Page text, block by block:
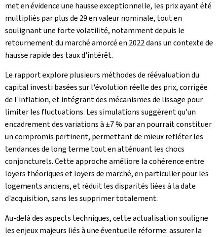
met en évidence une hausse exceptionnelle, les prix ayant été
multipliés par plus de 29 en valeur nominale, tout en
soulignant une forte volatilité, notamment depuis le
retournement du marché amorcé en 2022 dans un contexte de
hausse rapide des taux d'intérêt.
Le rapport explore plusieurs méthodes de réévaluation du
capital investi basées sur l'évolution réelle des prix, corrigée
de l'inflation, et intégrant des mécanismes de lissage pour
limiter les fluctuations. Les simulations suggèrent qu'un
encadrement des variations à ±7 % par an pourrait constituer
un compromis pertinent, permettant de mieux refléter les
tendances de long terme tout en atténuant les chocs
conjoncturels. Cette approche améliore la cohérence entre
loyers théoriques et loyers de marché, en particulier pour les
logements anciens, et réduit les disparités liées à la date
d'acquisition, sans les supprimer totalement.
Au-delà des aspects techniques, cette actualisation souligne
les enjeux majeurs liés à une éventuelle réforme: assurer la